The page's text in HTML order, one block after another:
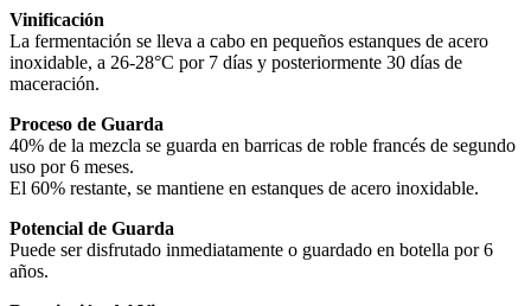
Vinificación
La fermentación se lleva a cabo en pequeños estanques de acero
inoxida­ble, a 26-28°C por 7 días y posterior­mente 30 días de
maceración.
Proceso de Guarda
40% de la mezcla se guarda en barricas de roble francés de segundo
uso por 6 meses.
El 60% restante, se mantiene en estanques de acero inoxidable.
Potencial de Guarda
Puede ser disfrutado inmediatamente o guardado en botella por 6
años.